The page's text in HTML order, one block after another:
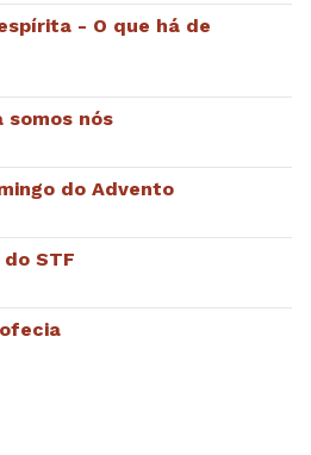
- O que há de
somos nós
do Advento
STF